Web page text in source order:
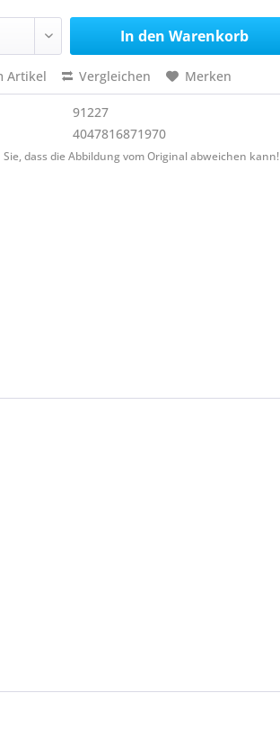
In den Warenkorb
Artikel Vergleichen Merken
91227
4047816871970
dass die Abbildung vom Original abweichen kann!